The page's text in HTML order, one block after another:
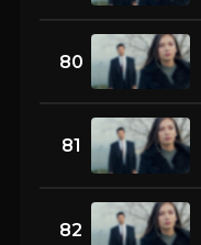
80
81
82